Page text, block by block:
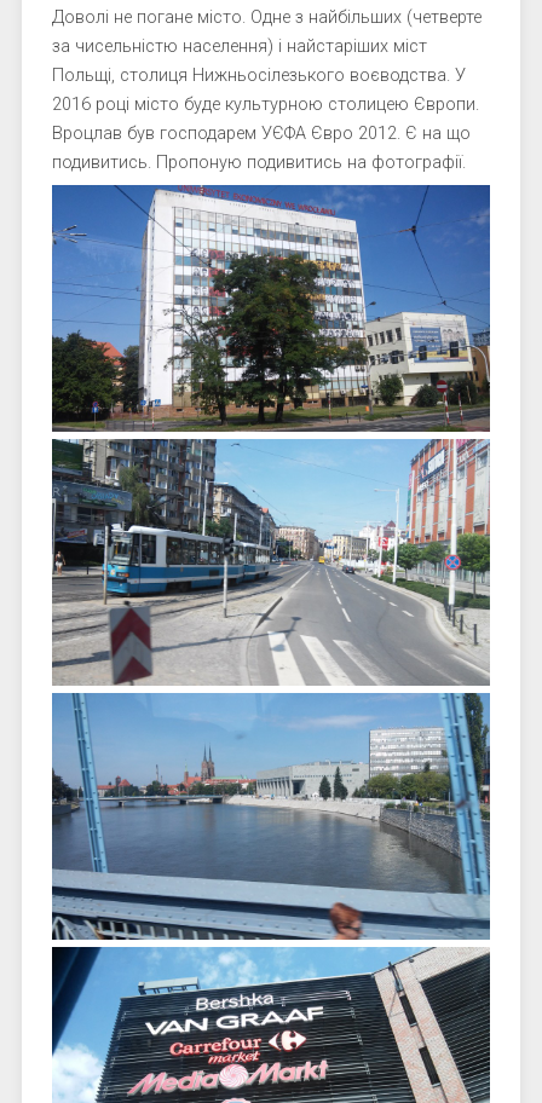
Доволі не погане місто. Одне з найбільших (четверте
за чисельністю населення) і найстаріших міст
Польщі, столиця Нижньосілезького воєводства. У
2016 році місто буде культурною столицею Європи.
Вроцлав був господарем УЄФА Євро 2012. Є на що
подивитись. Пропоную подивитись на фотографії.